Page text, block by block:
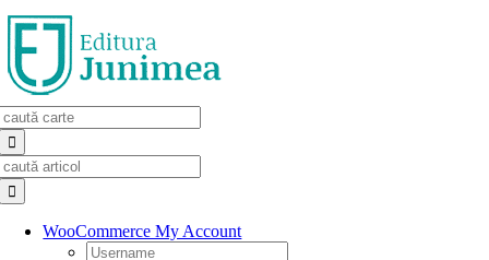
Skip
to
content
WooCommerce My Account
Username: